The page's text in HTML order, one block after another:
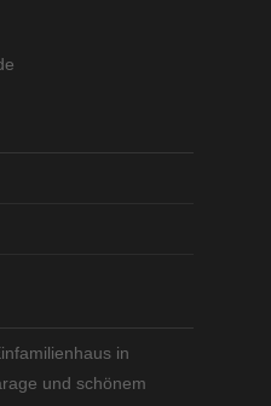
in
und schönem